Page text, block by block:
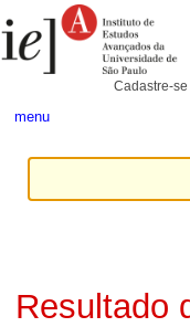
para
conteúdo.
Pessoais
Cadastre-se
menu
Resultado